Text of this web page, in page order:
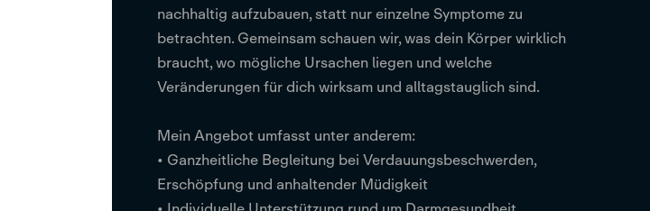
nachhaltig aufzubauen, statt nur einzelne Symptome zu
betrachten. Gemeinsam schauen wir, was dein Körper wirklich
braucht, wo mögliche Ursachen liegen und welche
Veränderungen für dich wirksam und alltagstauglich sind.
Mein Angebot umfasst unter anderem:
• Ganzheitliche Begleitung bei Verdauungsbeschwerden,
Erschöpfung und anhaltender Müdigkeit